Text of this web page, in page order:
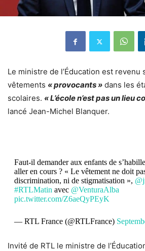
Le ministre de l’Éducation est revenu
vêtements « provocants » dans les
scolaires. « L’école n’est pas un lieu
lancé Jean-Michel Blanquer.
Faut-il demander aux enfants de
aller en cours ? « Le vêtement ne doit
discrimination, ni de stigmatisation »,
#RTLMatin avec @VenturaAlba
pic.twitter.com/Z6aeQyPEyK
— RTL France (@RTLFrance)
Invité de RTL le ministre de